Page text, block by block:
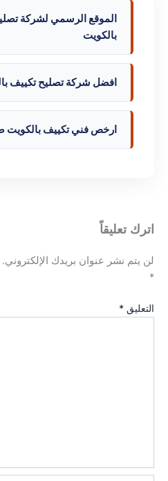
الموقع الرسمي لشركة
بالكويت
افضل شركة تصليح تكييف
ارخص فني تكييف بالكويت
اترك تعليقاً
لن يتم نشر عنوان بريدك الإلكتروني.
*
التعليق *